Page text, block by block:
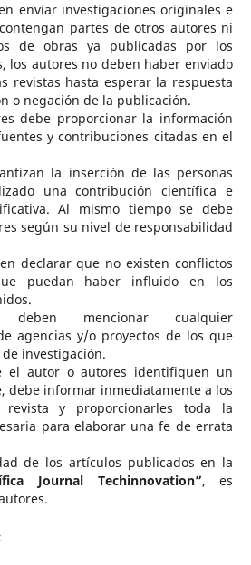
enviar investigaciones originales e
partes de otros autores ni
de obras ya publicadas por los
los autores no deben haber enviado
revistas hasta esperar la respuesta
o negación de la publicación.
debe proporcionar la información
y contribuciones citadas en el
la inserción de las personas
una contribución científica e
Al mismo tiempo se debe
según su nivel de responsabilidad
declarar que no existen conflictos
puedan haber influido en los
mencionar cualquier
agencias y/o proyectos de los que
investigación.
el autor o autores identifiquen un
debe informar inmediatamente a los
y proporcionarles toda la
para elaborar una fe de errata
de los artículos publicados en la
Journal Techinnovation”, es